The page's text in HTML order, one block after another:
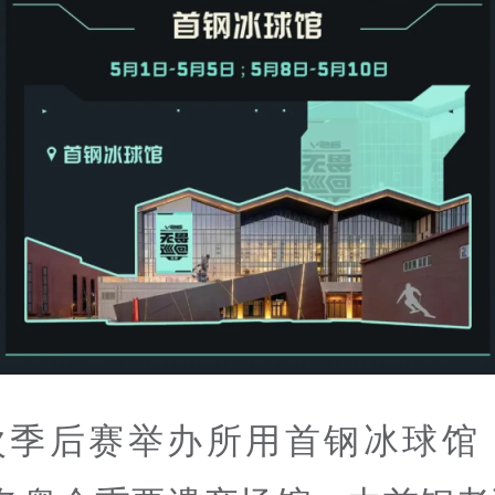
季后赛举办所用首钢冰球馆